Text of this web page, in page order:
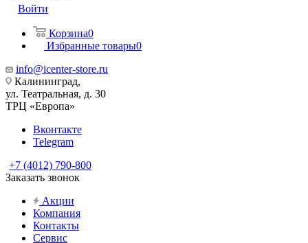
Войти
Корзина0
Избранные товары0
info@icenter-store.ru
Калининград,
ул. Театральная, д. 30
ТРЦ «Европа»
Вконтакте
Telegram
+7 (4012) 790-800
Заказать звонок
Акции
Компания
Контакты
Сервис